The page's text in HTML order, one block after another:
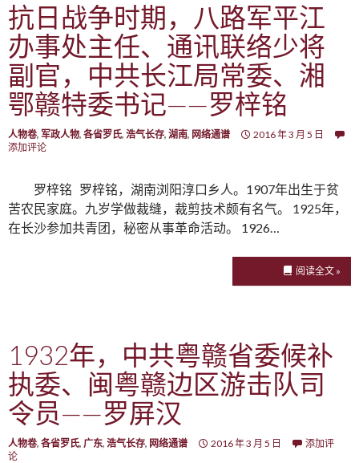
抗日战争时期，八路军平江
办事处主任、通讯联络少将
副官，中共长江局常委、湘
鄂赣特委书记——罗梓铭
人物卷, 军政人物, 各省罗氏, 浩气长存, 湖南, 网络通谱
2016 年 3 月 5 日
添加评论
罗梓铭 罗梓铭，湖南浏阳淳口乡人。1907年出生于贫
苦农民家庭。九岁学做裁缝，裁剪技术颇有名气。 1925年，
在长沙参加共青团，秘密从事革命活动。 1926…
阅读全文 »
1932年，中共粤赣省委候补
执委、闽粤赣边区游击队司
令员——罗屏汉
人物卷, 各省罗氏, 广东, 浩气长存, 网络通谱 2016 年 3 月 5 日
添加评
论